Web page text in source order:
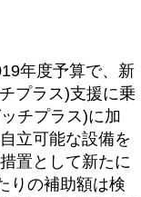
年度予算で、新
プラス)支援に乗
チプラス)に加
立可能な設備を
置として新たに
りの補助額は検